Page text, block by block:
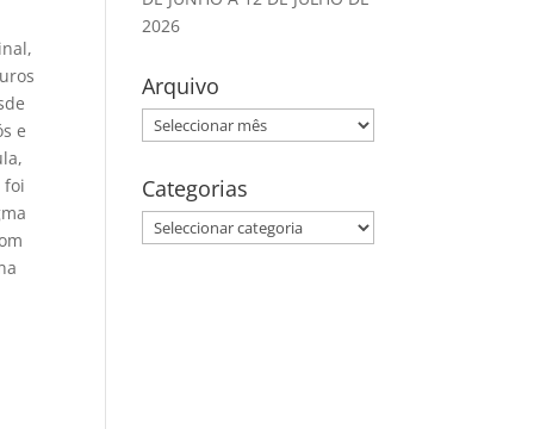
e
foi
2026
Arquivo
Arquivo
Categorias
Categorias